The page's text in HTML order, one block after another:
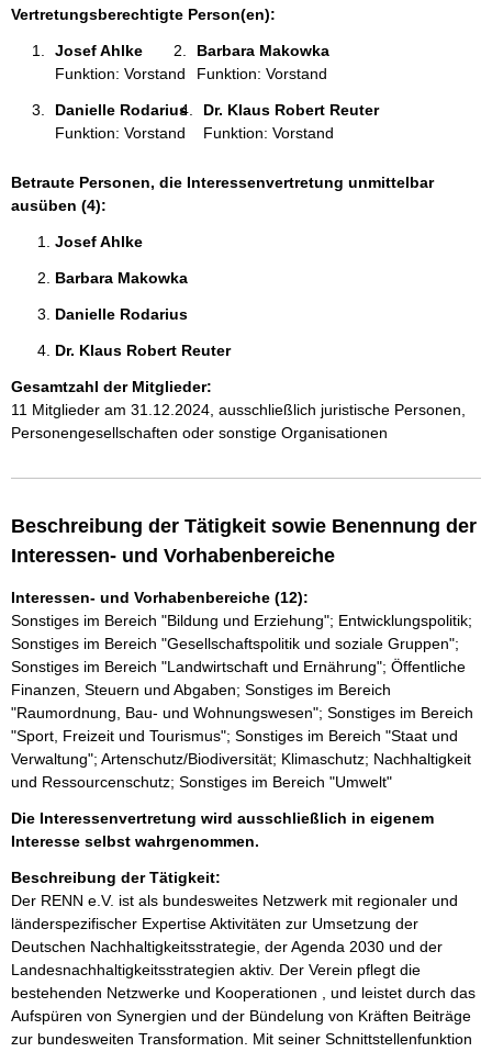
e
Vertretungsberechtigte Person(en):
Josef Ahlke
Funktion: Vorstand
Barbara Makowka
Funktion: Vorstand
Danielle Rodarius
Funktion: Vorstand
Dr. Klaus Robert Reuter
Funktion: Vorstand
Betraute Personen, die Interessenvertretung unmittelbar
ausüben (4):
Josef Ahlke
Barbara Makowka
Danielle Rodarius
Dr. Klaus Robert Reuter
Gesamtzahl der Mitglieder:
11 Mitglieder am 31.12.2024, ausschließlich juristische Personen,
Personengesellschaften oder sonstige Organisationen
Beschreibung der Tätigkeit sowie Benennung der
Interessen- und Vorhabenbereiche
Interessen- und Vorhabenbereiche (12):
Sonstiges im Bereich "Bildung und Erziehung"; Entwicklungspolitik;
Sonstiges im Bereich "Gesellschaftspolitik und soziale Gruppen";
Sonstiges im Bereich "Landwirtschaft und Ernährung"; Öffentliche
Finanzen, Steuern und Abgaben; Sonstiges im Bereich
"Raumordnung, Bau- und Wohnungswesen"; Sonstiges im Bereich
"Sport, Freizeit und Tourismus"; Sonstiges im Bereich "Staat und
Verwaltung"; Artenschutz/Biodiversität; Klimaschutz; Nachhaltigkeit
und Ressourcenschutz; Sonstiges im Bereich "Umwelt"
Die Interessenvertretung wird ausschließlich in eigenem
Interesse selbst wahrgenommen.
Beschreibung der Tätigkeit:
Der RENN e.V. ist als bundesweites Netzwerk mit regionaler und
länderspezifischer Expertise Aktivitäten zur Umsetzung der
Deutschen Nachhaltigkeitsstrategie, der Agenda 2030 und der
Landesnachhaltigkeitsstrategien aktiv. Der Verein pflegt die
bestehenden Netzwerke und Kooperationen , und leistet durch das
Aufspüren von Synergien und der Bündelung von Kräften Beiträge
zur bundesweiten Transformation. Mit seiner Schnittstellenfunktion